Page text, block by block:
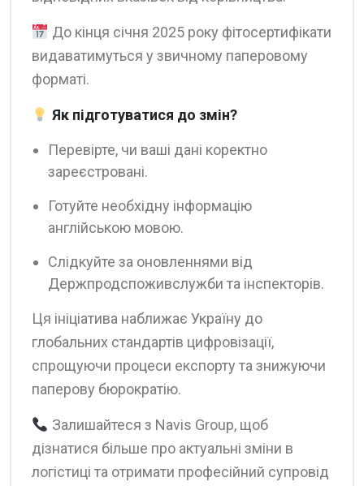
До кінця січня 2025 року фітосертифікати
видаватимуться у звичному паперовому
форматі.
Як підготуватися до змін?
Перевірте, чи ваші дані коректно
зареєстровані.
Готуйте необхідну інформацію
англійською мовою.
Слідкуйте за оновленнями від
Держпродспоживслужби та інспекторів.
Ця ініціатива наближає Україну до
глобальних стандартів цифровізації,
спрощуючи процеси експорту та знижуючи
паперову бюрократію.
Залишайтеся з Navis Group, щоб
дізнатися більше про актуальні зміни в
логістиці та отримати професійний супровід